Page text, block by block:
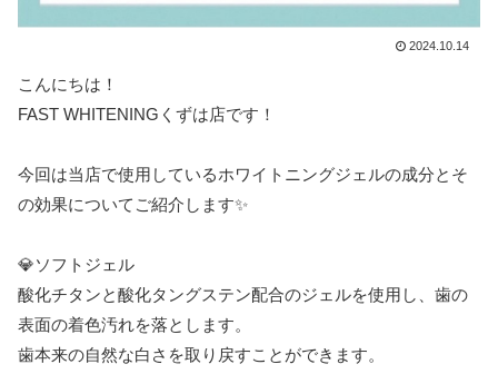
2024.10.14
こんにちは！
FAST WHITENINGくずは店です！
今回は当店で使用しているホワイトニングジェルの成分とそ
の効果についてご紹介します✨
💎ソフトジェル
酸化チタンと酸化タングステン配合のジェルを使用し、歯の
表面の着色汚れを落とします。
歯本来の自然な白さを取り戻すことができます。